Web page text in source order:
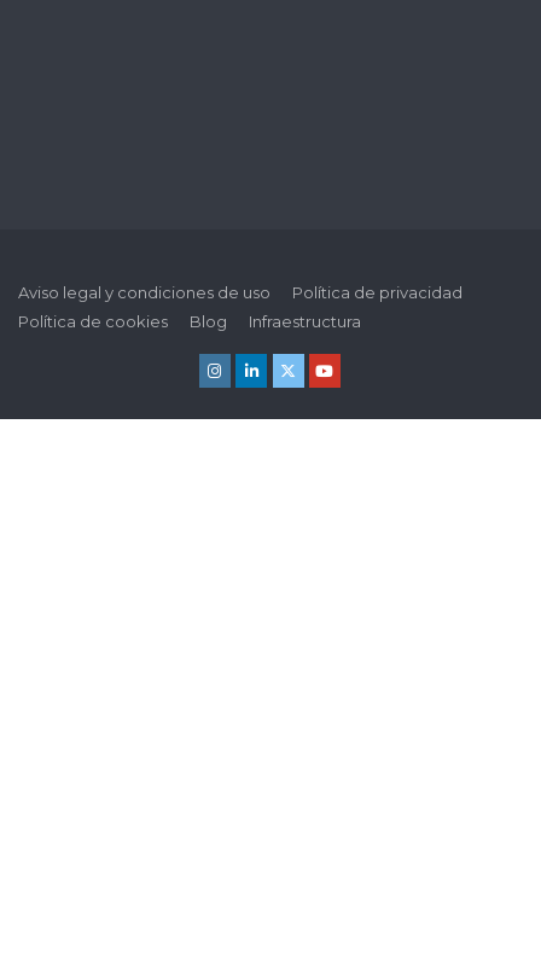
Aviso legal y condiciones de uso
Política de privacidad
Política de cookies
Blog Infraestructura